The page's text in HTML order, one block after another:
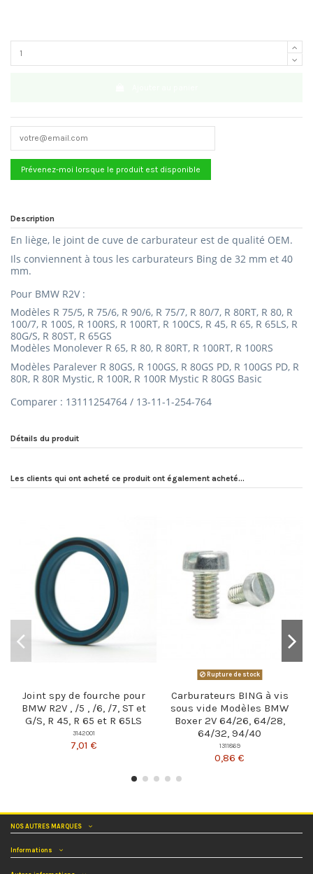
Description
En liège, le joint de cuve de carburateur est de qualité OEM.
Ils conviennent à tous les carburateurs Bing de 32 mm et 40
mm.
Pour BMW R2V :
Modèles R 75/5, R 75/6, R 90/6, R 75/7, R 80/7, R 80RT, R 80, R
100/7, R 100S, R 100RS, R 100RT, R 100CS, R 45, R 65, R 65LS, R
80G/S, R 80ST, R 65GS
Modèles Monolever R 65, R 80, R 80RT, R 100RT, R 100RS
Modèles Paralever R 80GS, R 100GS, R 80GS PD, R 100GS PD, R
80R, R 80R Mystic, R 100R, R 100R Mystic R 80GS Basic
Comparer : 13111254764 / 13-11-1-254-764
Détails du produit
Les clients qui ont acheté ce produit ont également acheté...
Joint spy de fourche pour
BMW R2V , /5 , /6, /7, ST et
G/S, R 45, R 65 et R 65LS
3142001
7,01 €
Rupture de stock
Carburateurs BING à vis
sous vide Modèles BMW
Boxer 2V 64/26, 64/28,
64/32, 94/40
1311869
0,86 €
NOS AUTRES MARQUES
Informations